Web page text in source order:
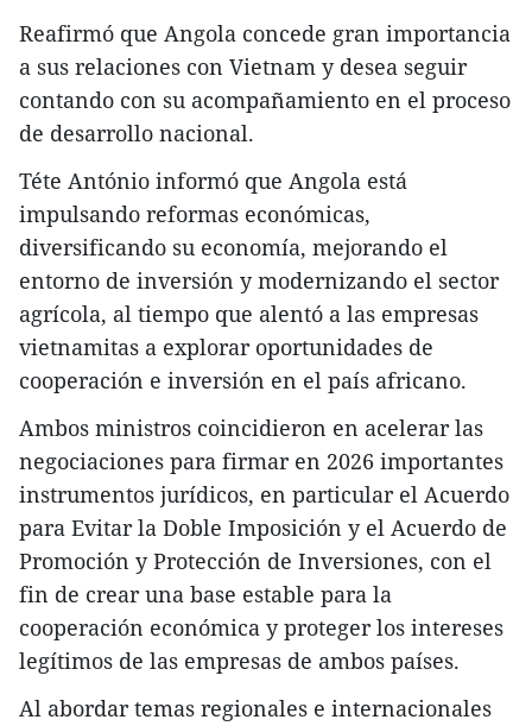
Reafirmó que Angola concede gran importancia
a sus relaciones con Vietnam y desea seguir
contando con su acompañamiento en el proceso
de desarrollo nacional.
Téte António informó que Angola está
impulsando reformas económicas,
diversificando su economía, mejorando el
entorno de inversión y modernizando el sector
agrícola, al tiempo que alentó a las empresas
vietnamitas a explorar oportunidades de
cooperación e inversión en el país africano.
Ambos ministros coincidieron en acelerar las
negociaciones para firmar en 2026 importantes
instrumentos jurídicos, en particular el Acuerdo
para Evitar la Doble Imposición y el Acuerdo de
Promoción y Protección de Inversiones, con el
fin de crear una base estable para la
cooperación económica y proteger los intereses
legítimos de las empresas de ambos países.
Al abordar temas regionales e internacionales